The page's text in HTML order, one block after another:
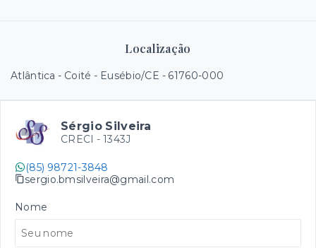
Localização
Atlântica - Coité - Eusébio/CE - 61760-000
Sérgio Silveira
CRECI - 1343J
(85) 98721-3848
sergio.bmsilveira@gmail.com
Nome